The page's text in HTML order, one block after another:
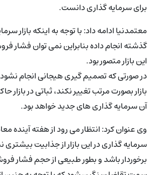
برای سرمایه گذاری دانست.
معتمدنیا ادامه داد: با توجه به اینکه بازار
گذشته انجام داده بنابراین نمی توان فشار
این بازار متصور بود.
در صورتی که تصمیم گیری هیجانی انجام
بازار بصورت مرتب تغییر نکند، ثباتی در بازار
آن سرمایه گذاری های جدید خواهد بود.
وی عنوان کرد: انتظار می رود از هفته آینده
سرمایه گذاری در این بازار از جذابیت بیشتری
برخوردار باشد و بطور طبیعی از حجم فشار